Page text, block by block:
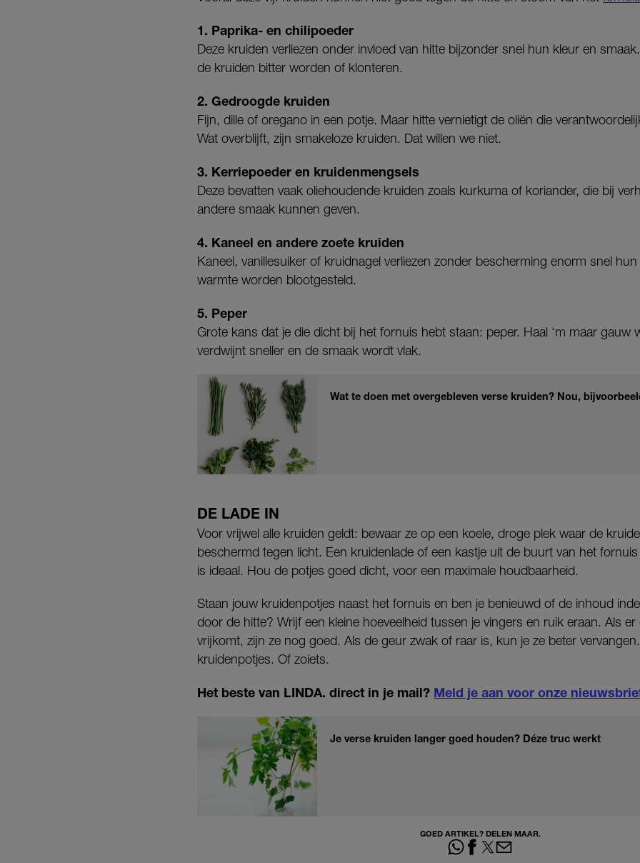
1. Paprika- en chilipoeder
Deze kruiden verliezen onder invloed van hitte bijzonder snel hun kleur en
de kruiden bitter worden of klonteren.
2. Gedroogde kruiden
Fijn, dille of oregano in een potje. Maar hitte vernietigt de oliën die
Wat overblijft, zijn smakeloze kruiden. Dat willen we niet.
3. Kerriepoeder en kruidenmengsels
Deze bevatten vaak oliehoudende kruiden zoals kurkuma of koriander, die bij
andere smaak kunnen geven.
4. Kaneel en andere zoete kruiden
Kaneel, vanillesuiker of kruidnagel verliezen zonder bescherming enorm snel
warmte worden blootgesteld.
5. Peper
Grote kans dat je die dicht bij het fornuis hebt staan: peper. Haal ‘m maar gauw
verdwijnt sneller en de smaak wordt vlak.
Wat te doen met overgebleven verse kruiden? Nou,
DE LADE IN
Voor vrijwel alle kruiden geldt: bewaar ze op een koele, droge plek waar de
beschermd tegen licht. Een kruidenlade of een kastje uit de buurt van het fornuis
is ideaal. Hou de potjes goed dicht, voor een maximale houdbaarheid.
Staan jouw kruidenpotjes naast het fornuis en ben je benieuwd of de inhoud
door de hitte? Wrijf een kleine hoeveelheid tussen je vingers en ruik eraan. Als
vrijkomt, zijn ze nog goed. Als de geur zwak of raar is, kun je ze beter
kruidenpotjes. Of zoiets.
Het beste van LINDA. direct in je mail? Meld je aan voor onze
Je verse kruiden langer goed houden? Déze truc werkt
GOED ARTIKEL? DELEN MAAR.